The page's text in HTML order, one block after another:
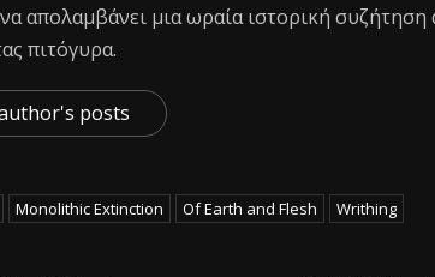
απολαμβάνει μια ωραία ιστορική
πιτόγυρα.
posts
Monolithic Extinction Of Earth and Flesh Writhing